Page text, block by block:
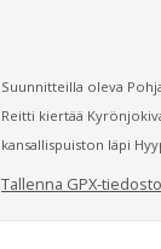
Suunnitteilla oleva
Reitti kiertää
kansallispuiston läpi
Tallenna GPX-